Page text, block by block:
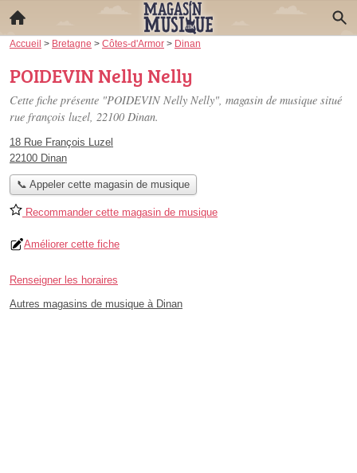
Accueil > Bretagne > Côtes-d'Armor > Dinan
POIDEVIN Nelly Nelly
Cette fiche présente "POIDEVIN Nelly Nelly", magasin de musique situé
rue françois luzel, 22100 Dinan.
18 Rue François Luzel
22100 Dinan
📞 Appeler cette magasin de musique
Recommander cette magasin de musique
Améliorer cette fiche
Renseigner les horaires
Autres magasins de musique à Dinan